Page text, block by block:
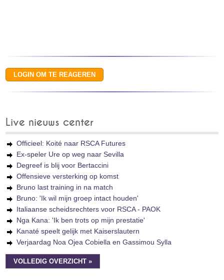
Live nieuws center
Officieel: Koité naar RSCA Futures
Ex-speler Ure op weg naar Sevilla
Degreef is blij voor Bertaccini
Offensieve versterking op komst
Bruno last training in na match
Bruno: 'Ik wil mijn groep intact houden'
Italiaanse scheidsrechters voor RSCA - PAOK
Nga Kana: 'Ik ben trots op mijn prestatie'
Kanaté speelt gelijk met Kaiserslautern
Verjaardag Noa Ojea Cobiella en Gassimou Sylla
VOLLEDIG OVERZICHT »